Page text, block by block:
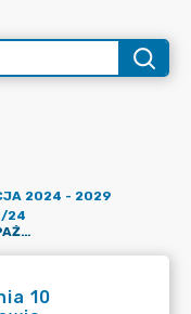
2024 - 2029
24
ZARZĄDZENIE NR 221/24 Z DNIA 10 PAŹDZIERNIKA 2024 R. W SPRAWIE SKIEROWANIA POD OBRADY RADY MIASTA RADZIONKÓW PROJEKTU UCHWAŁY DOTYCZĄCEGO OKREŚLENIA ZASAD ZWROTU WYDATKÓW ZA ŚWIADCZENIA Z POMOCY SPOŁECZNEJ BĘDĄCE W ZAKRESIE ZADAŃ WŁASNYCH GMINY PONIESIONYCH NA USŁUGI, POMOC RZECZOWĄ, POSIŁKI, ZASIŁKI NA EKONOMICZNE USAMODZIELNIENIE, ZASIŁKI OKRESOWE I ZASIŁKI CELOWE PRZYZNANYCH POD WARUNKIEM ZWROTU
10